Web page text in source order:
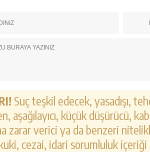
Suç teşkil edecek, yasadışı,
aşağılayıcı, küçük düşürücü,
zarar verici ya da benzeri
cezai, idari sorumluluk